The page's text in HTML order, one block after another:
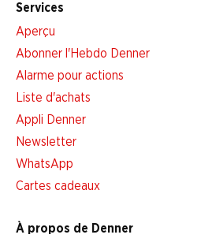
Services
Aperçu
Abonner l'Hebdo Denner
Alarme pour actions
Liste d'achats
Appli Denner
Newsletter
WhatsApp
Cartes cadeaux
À propos de Denner